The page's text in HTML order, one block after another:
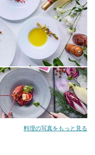
料理の写真をもっと見る